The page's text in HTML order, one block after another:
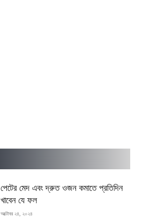
পেটের মেদ এবং দ্রুত ওজন কমাতে প্রতিদিন
খাবেন যে ফল
অক্টোবর ২৪, ২০২৪